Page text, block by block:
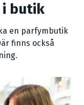
i butik
en parfymbutik
finns också